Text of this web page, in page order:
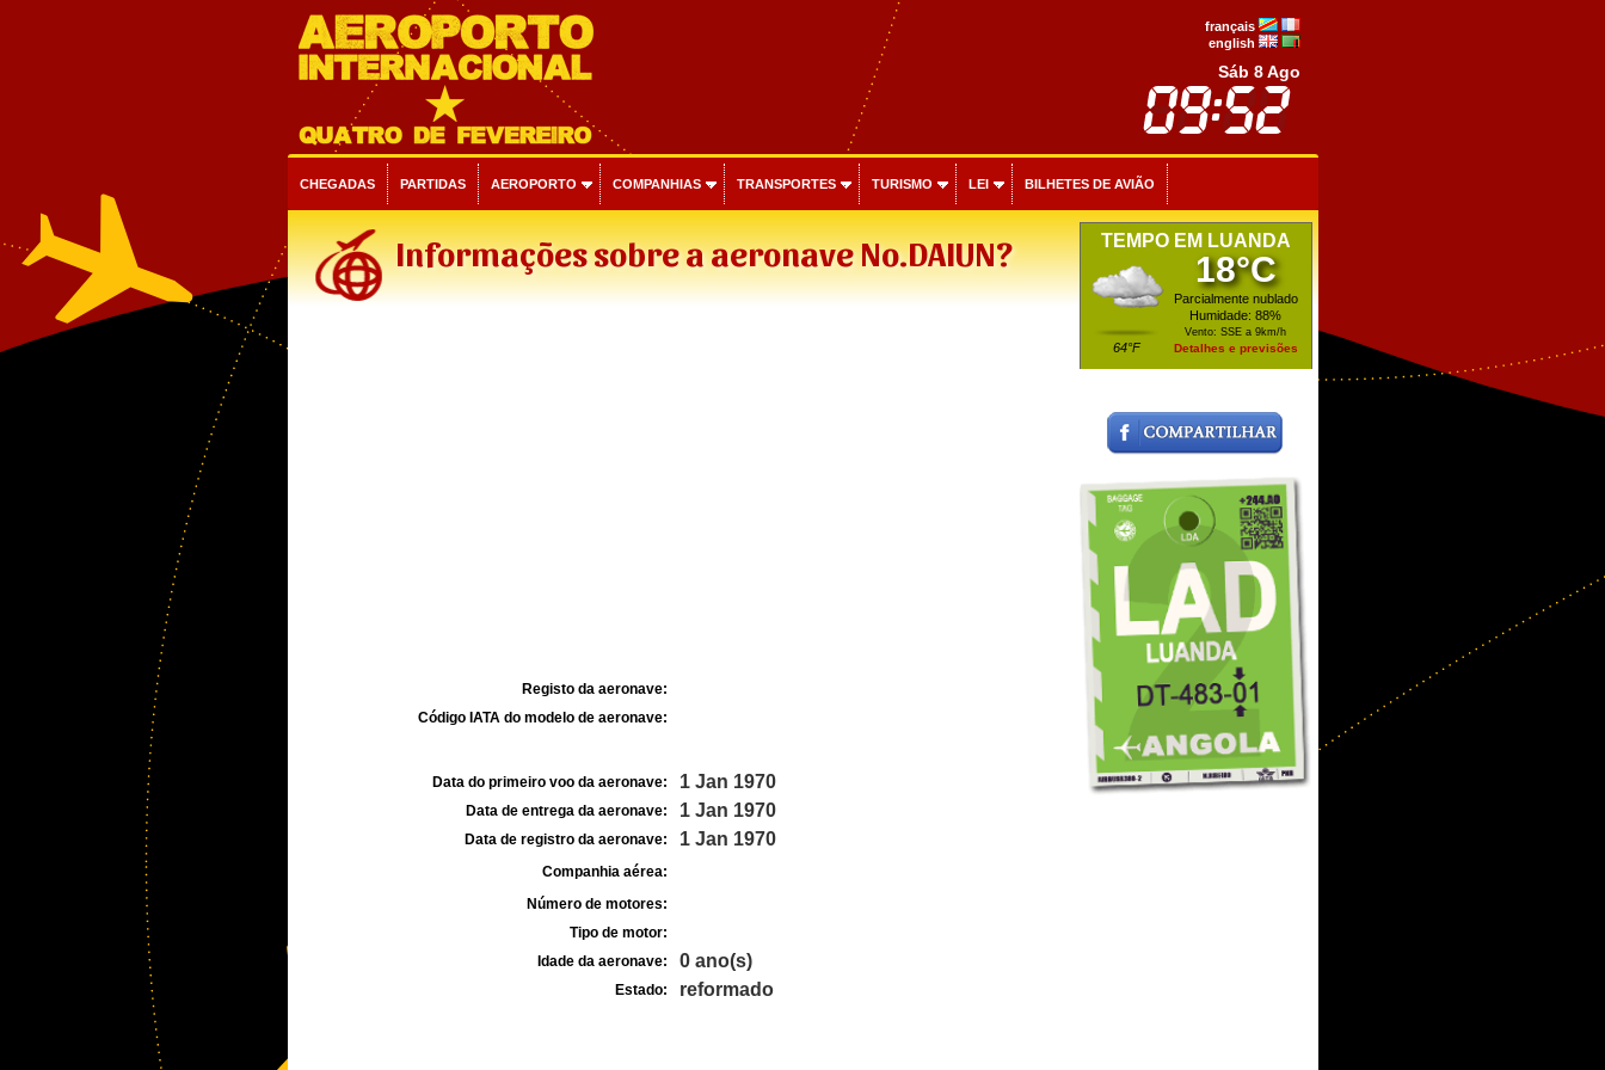
français
english
Sáb 8 Ago
CHEGADAS PARTIDAS AEROPORTO COMPANHIAS TRANSPORTES TURISMO LEI BILHETES DE AVIÃO
Informações sobre a aeronave No.DAIUN?
Registo da aeronave:
Código IATA do modelo de aeronave:
Data do primeiro voo da aeronave: 1 Jan 1970
Data de entrega da aeronave: 1 Jan 1970
Data de registro da aeronave: 1 Jan 1970
Companhia aérea:
Número de motores:
Tipo de motor:
Idade da aeronave:
0 ano(s)
Estado: reformado
TEMPO EM LUANDA
64°F
18°C
Parcialmente nublado
Humidade: 88%
Vento: SSE a 9km/h
Detalhes e previsões